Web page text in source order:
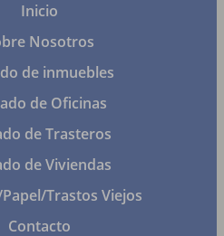
Inicio
Nosotros
de inmuebles
de Oficinas
de Trasteros
de Viviendas
Trastos Viejos
Contacto